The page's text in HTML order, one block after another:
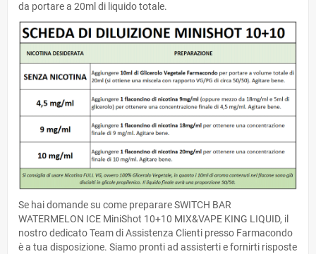
da portare a 20ml di liquido totale.
Se hai domande su come preparare SWITCH BAR
WATERMELON ICE MiniShot 10+10 MIX&VAPE KING LIQUID, il
nostro dedicato Team di Assistenza Clienti presso Farmacondo
è a tua disposizione. Siamo pronti ad assisterti e fornirti risposte